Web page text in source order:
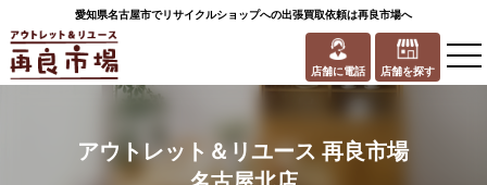
愛知県名古屋市でリサイクルショップへの出張買取依頼は再良市場へ
店舗に電話 店舗を探す
アウトレット＆リユース 再良市場